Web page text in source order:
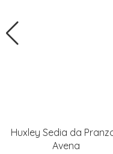
Huxley Sedia da
Avena